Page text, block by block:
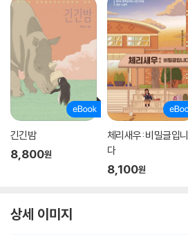
긴긴밤
8,800원
체리새우: 비밀글입니
다
8,100원
상세 이미지